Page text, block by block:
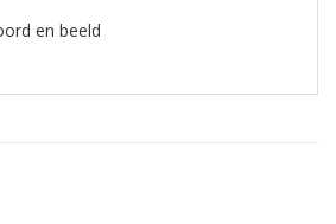
en beeld